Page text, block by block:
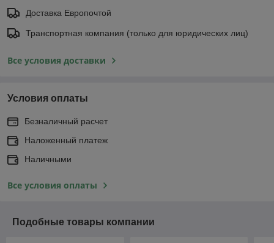
Доставка Европочтой
Транспортная компания (только для юридических лиц)
Все условия доставки
Условия оплаты
Безналичный расчет
Наложенный платеж
Наличными
Все условия оплаты
Подобные товары компании